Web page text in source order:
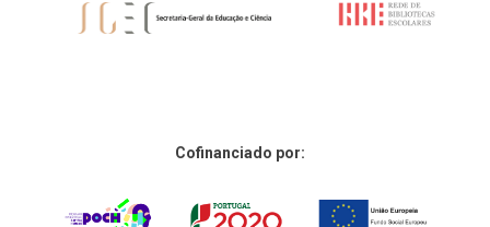
Cofinanciado por: